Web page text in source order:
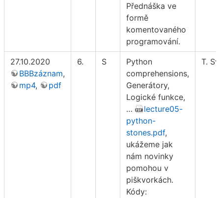
Přednáška ve
formě
komentovaného
programování.
27.10.2020
BBBzáznam,
mp4, pdf
6. S
Python
comprehensions,
Generátory,
Logické funkce,
…
lecture05-
python-
stones.pdf,
ukážeme jak
nám novinky
pomohou v
piškvorkách.
Kódy:
T.